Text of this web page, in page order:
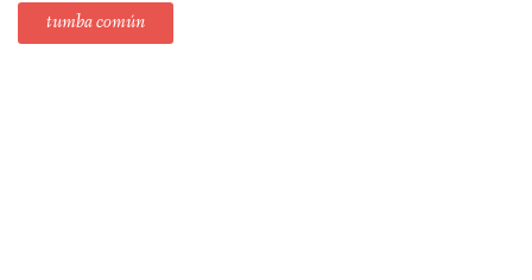
tumba común